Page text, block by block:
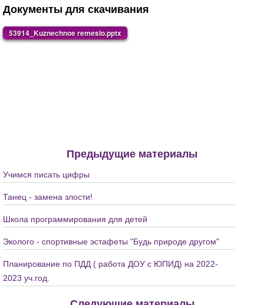
Документы для скачивания
53914_Kuznechnoe remeslo.pptx
Предыдущие материалы
Учимся писать цифры
Танец - замена злости!
Школа программирования для детей
Эколого - спортивные эстафеты "Будь природе другом"
Планирование по ПДД ( работа ДОУ с ЮПИД) на 2022-
2023 уч.год.